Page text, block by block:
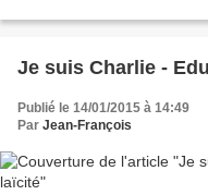
Je suis Charlie -
Publié le 14/01/2015 à 14:49
Par Jean-François